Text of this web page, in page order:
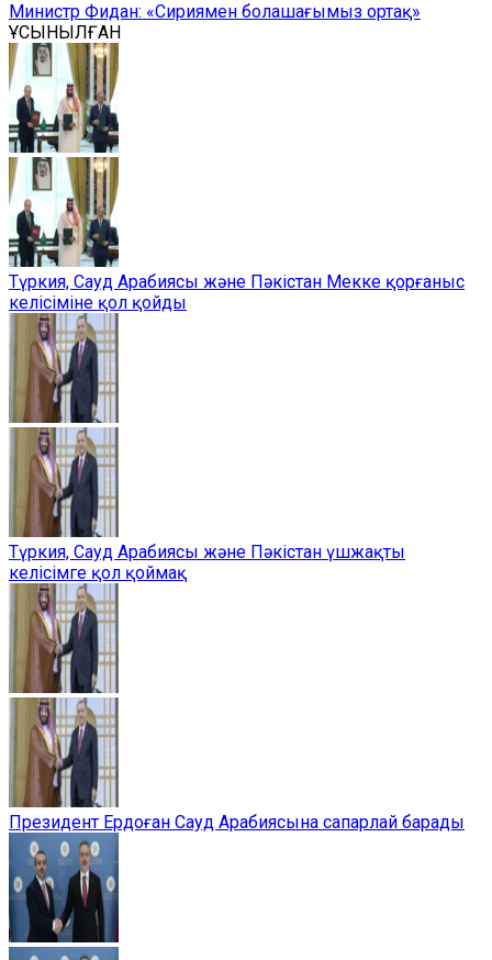
Министр Фидан: «Сириямен болашағымыз ортақ»
ҰСЫНЫЛҒАН
Түркия, Сауд Арабиясы және Пәкістан Мекке қорғаныс
келісіміне қол қойды
Түркия, Сауд Арабиясы және Пәкістан үшжақты
келісімге қол қоймақ
Президент Ердоған Сауд Арабиясына сапарлай барады